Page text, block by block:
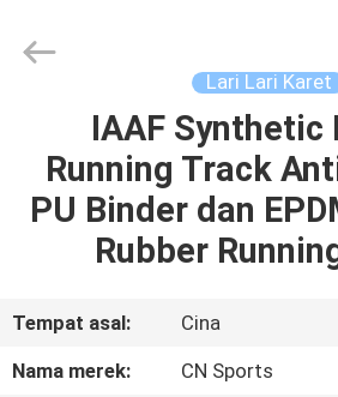
RUMAH
PRODUK
KAMI
Materials
Lari Lari Karet
IAAF Synthetic
Running Track
PU Binder dan
Rubber
Tempat asal:
Cina
Nama merek:
CN Sports